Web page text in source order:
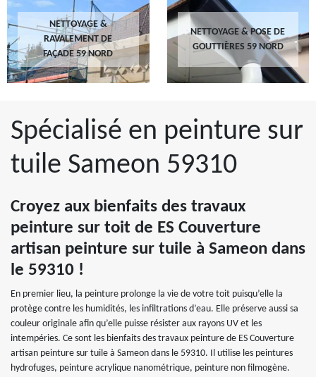
NETTOYAGE &
RAVALEMENT DE
FAÇADE 59 NORD
NETTOYAGE & POSE DE
GOUTTIÈRES 59 NORD
Spécialisé en peinture sur
tuile Sameon 59310
Croyez aux bienfaits des travaux
peinture sur toit de ES Couverture
artisan peinture sur tuile à Sameon dans
le 59310 !
En premier lieu, la peinture prolonge la vie de votre toit puisqu’elle la
protège contre les humidités, les infiltrations d’eau. Elle préserve aussi sa
couleur originale afin qu’elle puisse résister aux rayons UV et les
intempéries. Ce sont les bienfaits des travaux peinture de ES Couverture
artisan peinture sur tuile à Sameon dans le 59310. Il utilise les peintures
hydrofuges, peinture acrylique nanométrique, peinture non filmogène.